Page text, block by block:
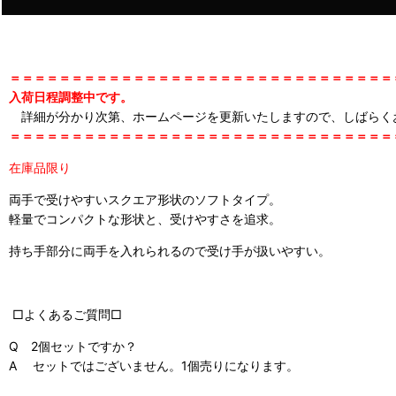
＝＝＝＝＝＝＝＝＝＝＝＝＝＝＝＝＝＝＝＝＝＝＝＝＝＝＝＝＝＝＝
入荷日程調整中です。
詳細が分かり次第、ホームページを更新いたしますので、しばらく
＝＝＝＝＝＝＝＝＝＝＝＝＝＝＝＝＝＝＝＝＝＝＝＝＝＝＝＝＝＝＝
在庫品限り
両手で受けやすいスクエア形状のソフトタイプ。
軽量でコンパクトな形状と、受けやすさを追求。
持ち手部分に両手を入れられるので受け手が扱いやすい。
□よくあるご質問□
Q 2個セットですか？
A セットではございません。1個売りになります。